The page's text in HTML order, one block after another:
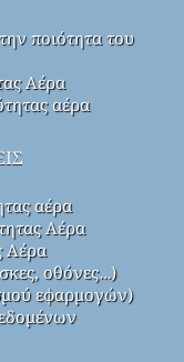
ποιότητα του
Αέρα
αέρα
αέρα
Αέρα
Αέρα
οθόνες…)
εφαρμογών)